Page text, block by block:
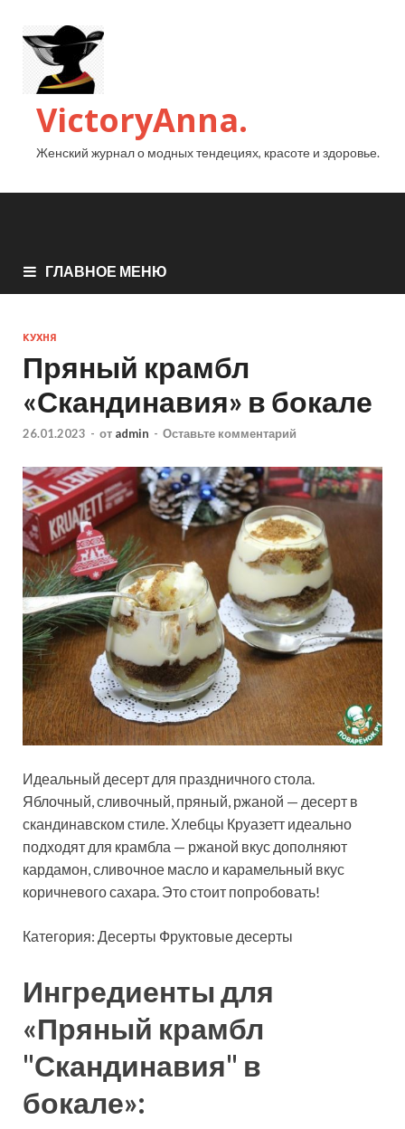
VictoryAnna.
Женский журнал о модных тендециях, красоте и здоровье.
ГЛАВНОЕ МЕНЮ
КУХНЯ
Пряный крамбл
«Скандинавия» в бокале
26.01.2023 - от admin - Оставьте комментарий
Идеальный десерт для праздничного стола.
Яблочный, сливочный, пряный, ржаной — десерт в
скандинавском стиле. Хлебцы Круазетт идеально
подходят для крамбла — ржаной вкус дополняют
кардамон, сливочное масло и карамельный вкус
коричневого сахара. Это стоит попробовать!
Категория: Десерты Фруктовые десерты
Ингредиенты для
«Пряный крамбл
"Скандинавия" в
бокале»: